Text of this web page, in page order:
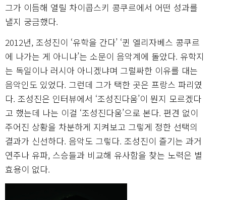
그가 이듬해 열릴 차이콥스키 콩쿠르에서 어떤 성과를
낼지 궁금했다.
2012년, 조성진이 ‘유학을 간다’ ‘퀸 엘리자베스 콩쿠르
에 나가는 게 아니냐’는 소문이 음악계에 돌았다. 유학지
는 독일이나 러시아 아니겠냐며 그럴싸한 이유를 대는
음악인도 있었다. 그런데 그가 택한 곳은 프랑스 파리였
다. 조성진은 인터뷰에서 ‘조성진다움’이 뭔지 모르겠다
고 했는데 나는 이걸 ‘조성진다움’으로 본다. 편견 없이
주어진 상황을 차분하게 지켜보고 그렇게 정한 선택의
결과가 신선하다. 음악도 그렇다. 조성진이 즐기는 과거
연주나 유파, 스승들과 비교해 유사함을 찾는 노력은 별
효용이 없다.